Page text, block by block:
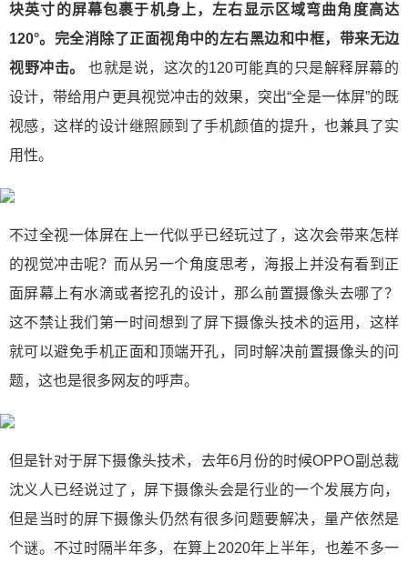
块英寸的屏幕包裹于机身上，左右显示区域弯曲角度高达
120°。完全消除了正面视角中的左右黑边和中框，带来无边
视野冲击。也就是说，这次的120可能真的只是解释屏幕的
设计，带给用户更具视觉冲击的效果，突出“全是一体屏”的既
视感，这样的设计继照顾到了手机颜值的提升，也兼具了实
用性。
不过全视一体屏在上一代似乎已经玩过了，这次会带来怎样
的视觉冲击呢？而从另一个角度思考，海报上并没有看到正
面屏幕上有水滴或者挖孔的设计，那么前置摄像头去哪了？
这不禁让我们第一时间想到了屏下摄像头技术的运用，这样
就可以避免手机正面和顶端开孔，同时解决前置摄像头的问
题，这也是很多网友的呼声。
但是针对于屏下摄像头技术，去年6月份的时候OPPO副总裁
沈义人已经说过了，屏下摄像头会是行业的一个发展方向，
但是当时的屏下摄像头仍然有很多问题要解决，量产依然是
个谜。不过时隔半年多，在算上2020年上半年，也差不多一